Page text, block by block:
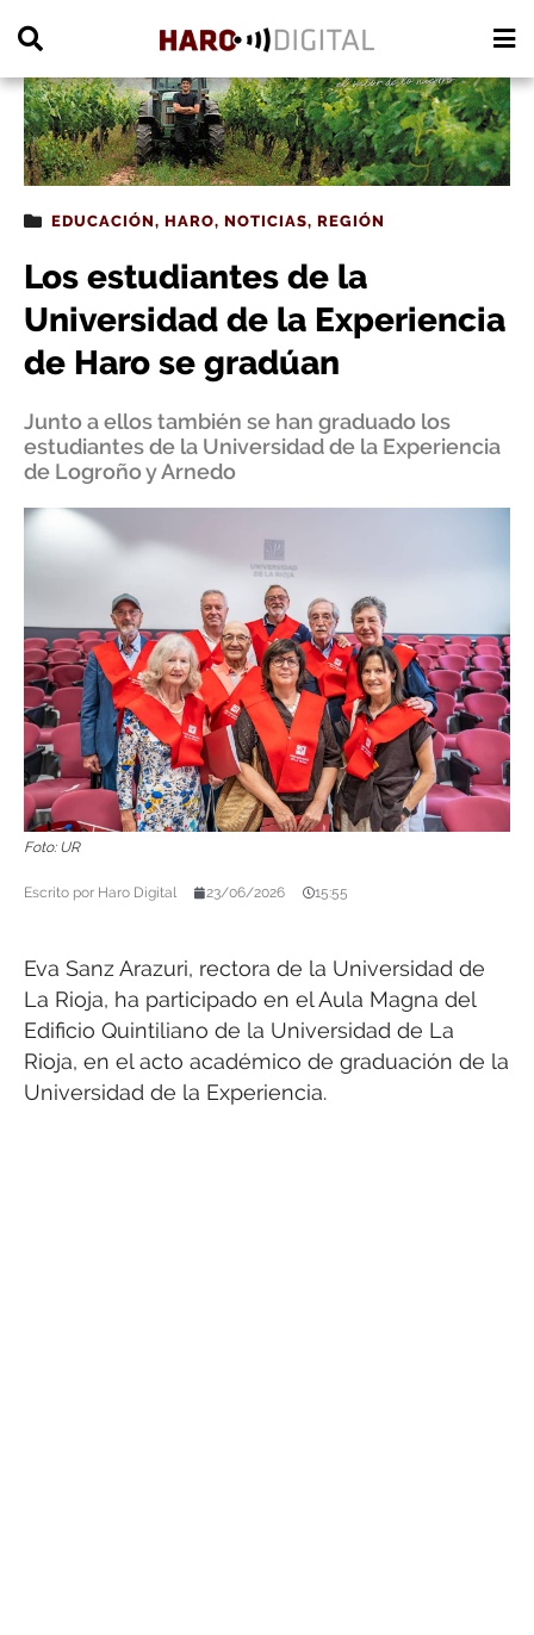
EDUCACIÓN, HARO, NOTICIAS, REGIÓN
Los estudiantes de la
Universidad de la Experiencia
de Haro se gradúan
Junto a ellos también se han graduado los
estudiantes de la Universidad de la Experiencia
de Logroño y Arnedo
Foto: UR
Escrito por Haro Digital 23/06/2026 15:55
Eva Sanz Arazuri, rectora de la Universidad de
La Rioja, ha participado en el Aula Magna del
Edificio Quintiliano de la Universidad de La
Rioja, en el acto académico de graduación de la
Universidad de la Experiencia.